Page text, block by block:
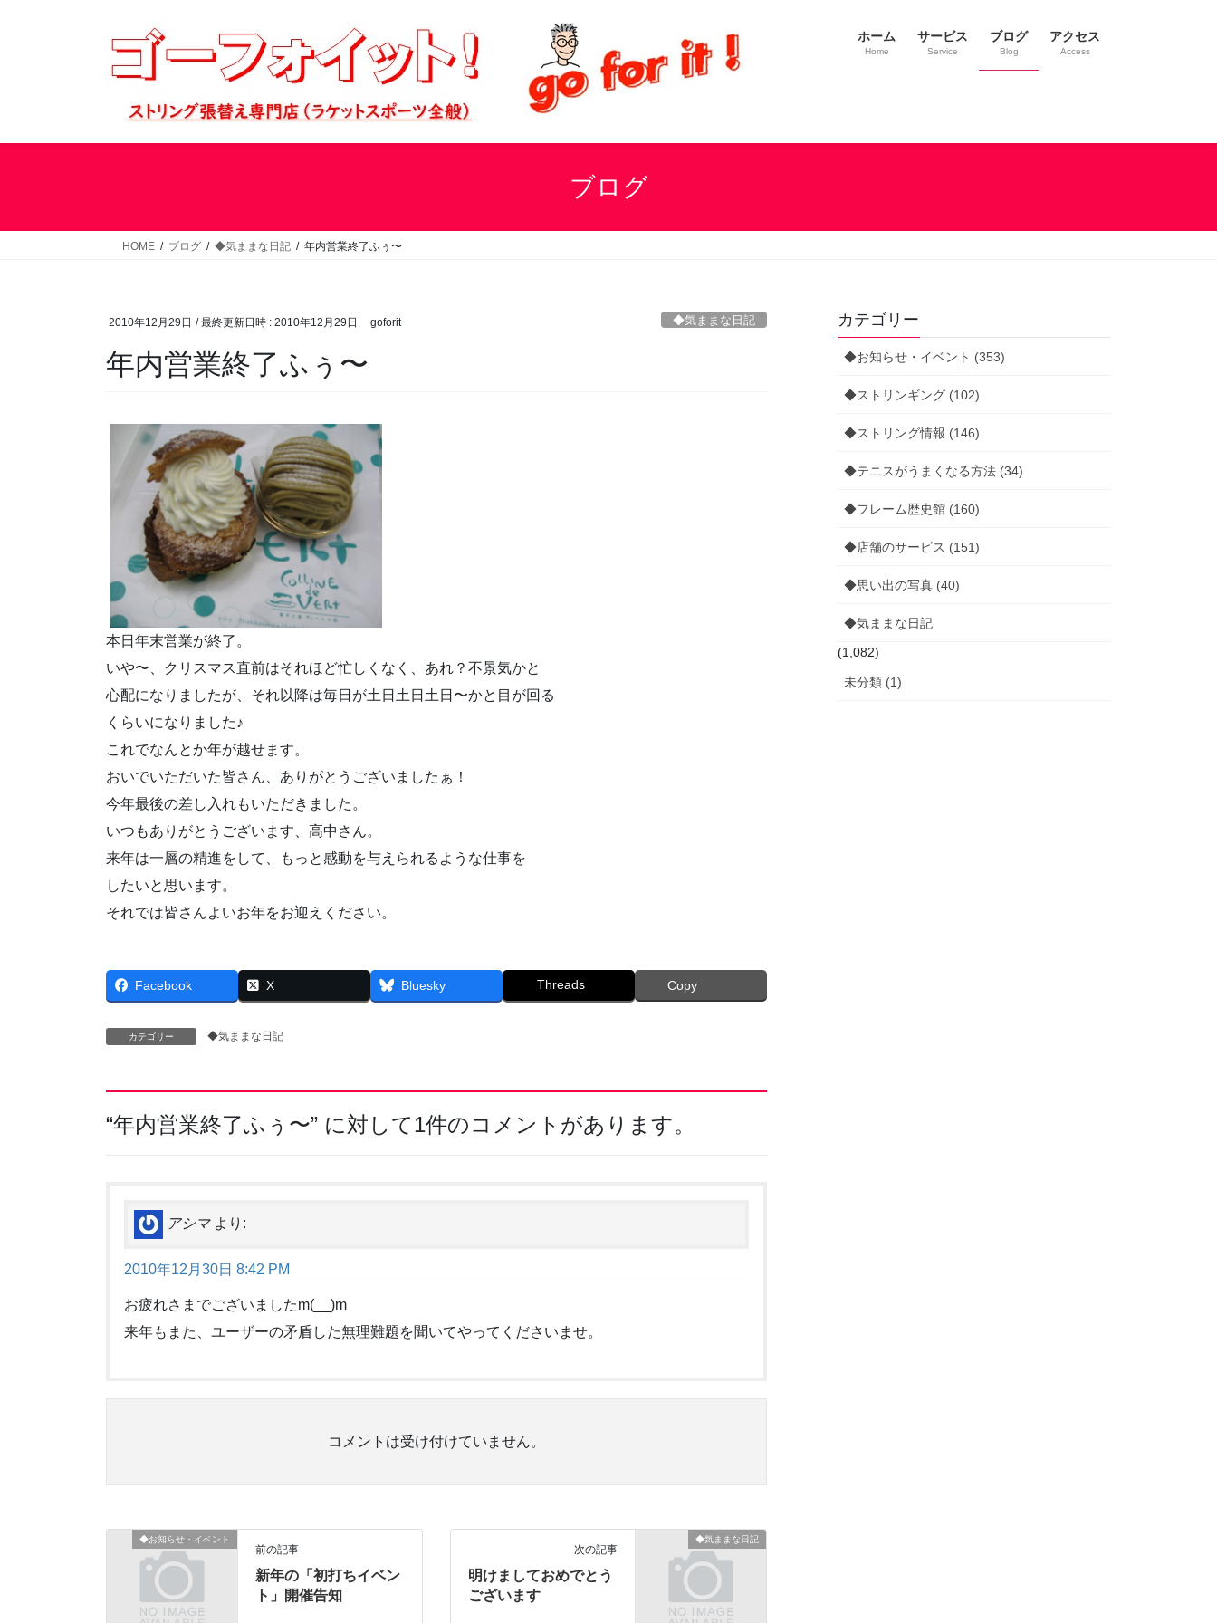
ス
ン
ホーム
Home
サービス
Service
ブログ
Blog
アクセス
Access
ブログ
HOME ブログ ◆気ままな日記 年内営業終了ふぅ〜
2010年12月29日 / 最終更新日時 : 2010年12月29日 goforit ◆気ままな日記
年内営業終了ふぅ〜
本日年末営業が終了。
いや〜、クリスマス直前はそれほど忙しくなく、あれ？不景気かと
心配になりましたが、それ以降は毎日が土日土日土日〜かと目が回る
くらいになりました♪
これでなんとか年が越せます。
おいでいただいた皆さん、ありがとうございましたぁ！
今年最後の差し入れもいただきました。
いつもありがとうございます、高中さん。
来年は一層の精進をして、もっと感動を与えられるような仕事を
したいと思います。
それでは皆さんよいお年をお迎えください。
Facebook X Bluesky Threads Copy
カテゴリー ◆気ままな日記
“年内営業終了ふぅ〜” に対して1件のコメントがあります。
アシマ より:
2010年12月30日 8:42 PM
お疲れさまでございましたm(__)m
来年もまた、ユーザーの矛盾した無理難題を聞いてやってくださいませ。
コメントは受け付けていません。
◆お知らせ・イベント
前の記事
新年の「初打ちイベン
ト」開催告知
◆気ままな日記
次の記事
明けましておめでとう
ございます
カテゴリー
◆お知らせ・イベント (353)
◆ストリンギング (102)
◆ストリング情報 (146)
◆テニスがうまくなる方法 (34)
◆フレーム歴史館 (160)
◆店舗のサービス (151)
◆思い出の写真 (40)
◆気ままな日記
(1,082)
未分類 (1)